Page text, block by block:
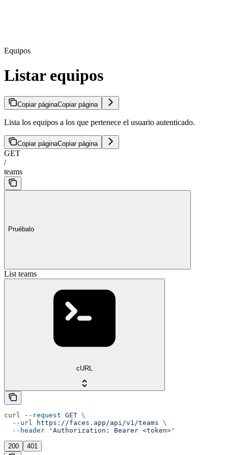
Equipos
Listar equipos
Copiar páginaCopiar página
Lista los equipos a los que pertenece el usuario autenticado.
Copiar páginaCopiar página
GET
/
teams
Pruébalo
List teams
cURL
curl --request GET \
  --url
https://faces.app/api/v1/teams \
  --header
'Authorization: Bearer <token>'
200 401